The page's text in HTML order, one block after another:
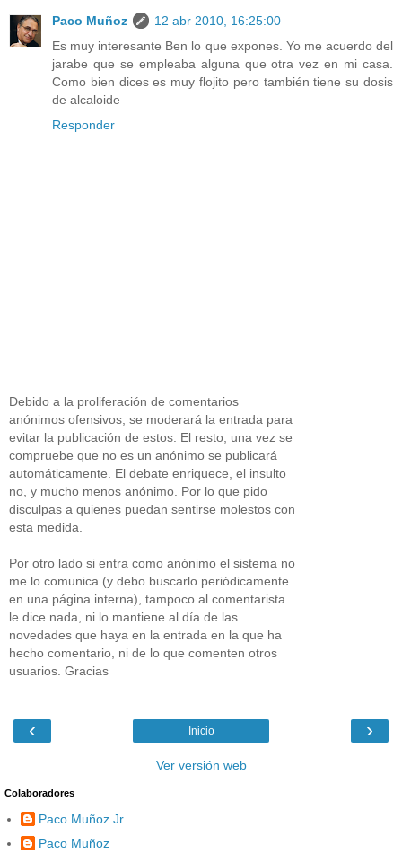
Paco Muñoz
12 abr 2010, 16:25:00
Es muy interesante Ben lo que expones. Yo me acuerdo del
jarabe que se empleaba alguna que otra vez en mi casa.
Como bien dices es muy flojito pero también tiene su dosis
de alcaloide
Responder
Debido a la proliferación de comentarios
anónimos ofensivos, se moderará la entrada para
evitar la publicación de estos. El resto, una vez se
compruebe que no es un anónimo se publicará
automáticamente. El debate enriquece, el insulto
no, y mucho menos anónimo. Por lo que pido
disculpas a quienes puedan sentirse molestos con
esta medida.
Por otro lado si entra como anónimo el sistema no
me lo comunica (y debo buscarlo periódicamente
en una página interna), tampoco al comentarista
le dice nada, ni lo mantiene al día de las
novedades que haya en la entrada en la que ha
hecho comentario, ni de lo que comenten otros
usuarios. Gracias
‹ ›
Inicio
Ver versión web
Colaboradores
Paco Muñoz Jr.
Paco Muñoz